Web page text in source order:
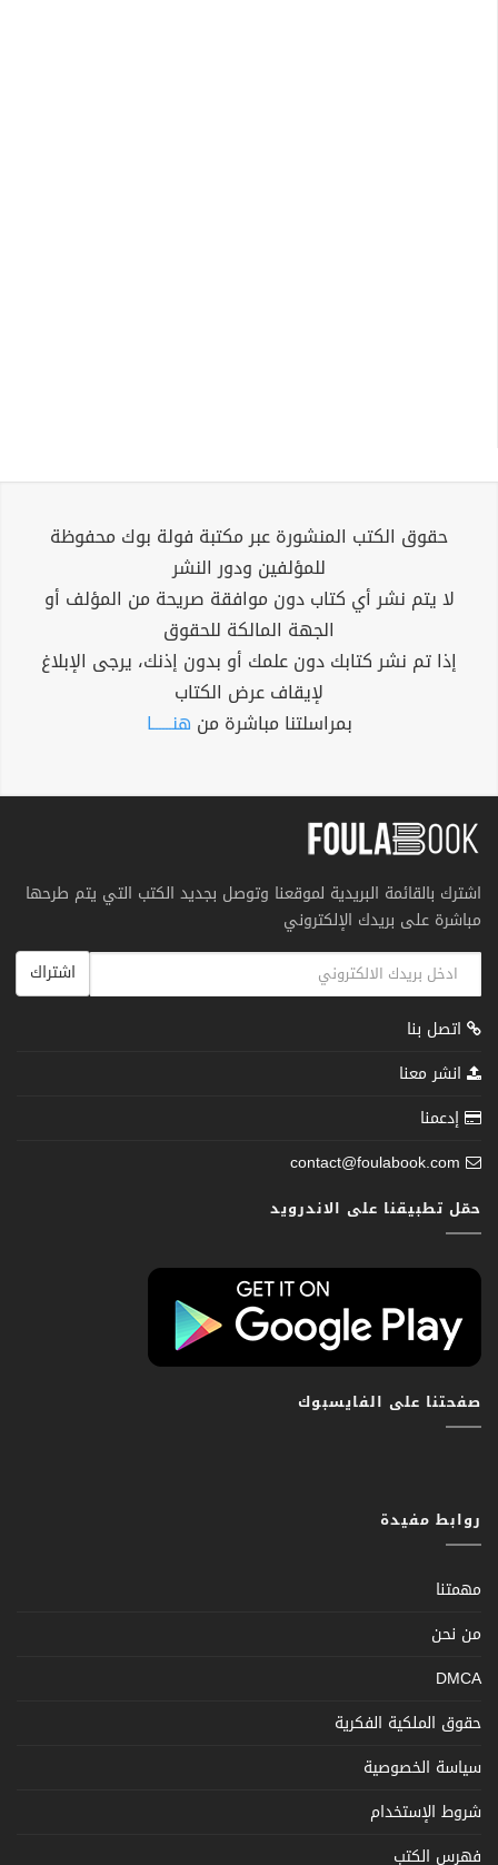
حقوق الكتب المنشورة عبر مكتبة فولة بوك محفوظة
للمؤلفين ودور النشر
لا يتم نشر أي كتاب دون موافقة صريحة من المؤلف أو
الجهة المالكة للحقوق
إذا تم نشر كتابك دون علمك أو بدون إذنك، يرجى الإبلاغ
لإيقاف عرض الكتاب
بمراسلتنا مباشرة من هنــــــا
اشترك بالقائمة البريدية لموقعنا وتوصل بجديد الكتب التي يتم طرحها
مباشرة على بريدك الإلكتروني
اشتراك
اتصل بنا
انشر معنا
إدعمنا
contact@foulabook.com
حمّل تطبيقنا على الاندرويد
صفحتنا على الفايسبوك
روابط مفيدة
مهمتنا
من نحن
DMCA
حقوق الملكية الفكرية
سياسة الخصوصية
شروط الإستخدام
فهرس الكتب